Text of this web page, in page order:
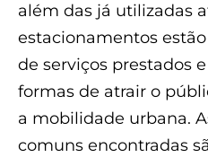
além das já utilizadas
estacionamentos
de serviços prestados
formas de atrair o
a mobilidade urbana.
comuns encontradas